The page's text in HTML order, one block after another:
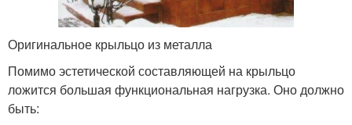
Оригинальное крыльцо из металла
Помимо эстетической составляющей на крыльцо
ложится большая функциональная нагрузка. Оно должно
быть: